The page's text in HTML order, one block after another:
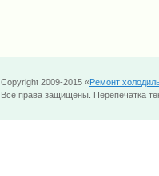
Copyright 2009-2015 «Ремонт
Все права защищены. Перепечатка